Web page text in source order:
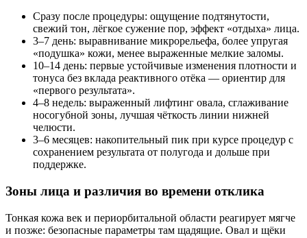
Сразу после процедуры: ощущение подтянутости,
свежий тон, лёгкое сужение пор, эффект «отдыха» лица.
3–7 день: выравнивание микрорельефа, более упругая
«подушка» кожи, менее выраженные мелкие заломы.
10–14 день: первые устойчивые изменения плотности и
тонуса без вклада реактивного отёка — ориентир для
«первого результата».
4–8 недель: выраженный лифтинг овала, сглаживание
носогубной зоны, лучшая чёткость линии нижней
челюсти.
3–6 месяцев: накопительный пик при курсе процедур с
сохранением результата от полугода и дольше при
поддержке.
Зоны лица и различия во времени отклика
Тонкая кожа век и периорбитальной области реагирует мягче
и позже: безопасные параметры там щадящие. Овал и щёки